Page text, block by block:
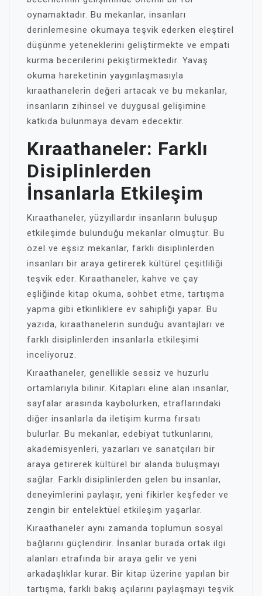
oynamaktadır. Bu mekanlar, insanları
derinlemesine okumaya teşvik ederken eleştirel
düşünme yeteneklerini geliştirmekte ve empati
kurma becerilerini pekiştirmektedir. Yavaş
okuma hareketinin yaygınlaşmasıyla
kıraathanelerin değeri artacak ve bu mekanlar,
insanların zihinsel ve duygusal gelişimine
katkıda bulunmaya devam edecektir.
Kıraathaneler: Farklı
Disiplinlerden
İnsanlarla Etkileşim
Kıraathaneler, yüzyıllardır insanların buluşup
etkileşimde bulunduğu mekanlar olmuştur. Bu
özel ve eşsiz mekanlar, farklı disiplinlerden
insanları bir araya getirerek kültürel çeşitliliği
teşvik eder. Kıraathaneler, kahve ve çay
eşliğinde kitap okuma, sohbet etme, tartışma
yapma gibi etkinliklere ev sahipliği yapar. Bu
yazıda, kıraathanelerin sunduğu avantajları ve
farklı disiplinlerden insanlarla etkileşimi
inceliyoruz.
Kıraathaneler, genellikle sessiz ve huzurlu
ortamlarıyla bilinir. Kitapları eline alan insanlar,
sayfalar arasında kaybolurken, etraflarındaki
diğer insanlarla da iletişim kurma fırsatı
bulurlar. Bu mekanlar, edebiyat tutkunlarını,
akademisyenleri, yazarları ve sanatçıları bir
araya getirerek kültürel bir alanda buluşmayı
sağlar. Farklı disiplinlerden gelen bu insanlar,
deneyimlerini paylaşır, yeni fikirler keşfeder ve
zengin bir entelektüel etkileşim yaşarlar.
Kıraathaneler aynı zamanda toplumun sosyal
bağlarını güçlendirir. İnsanlar burada ortak ilgi
alanları etrafında bir araya gelir ve yeni
arkadaşlıklar kurar. Bir kitap üzerine yapılan bir
tartışma, farklı bakış açılarını paylaşmayı teşvik